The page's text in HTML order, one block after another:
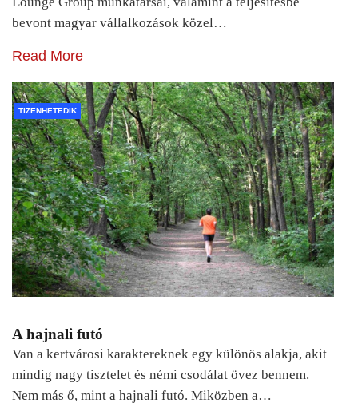
bevont magyar vállalkozások közel…
Read More
TIZENHETEDIK
A hajnali futó
Van a kertvárosi karaktereknek egy különös alakja, akit
mindig nagy tisztelet és némi csodálat övez bennem.
Nem más ő, mint a hajnali futó. Miközben a…